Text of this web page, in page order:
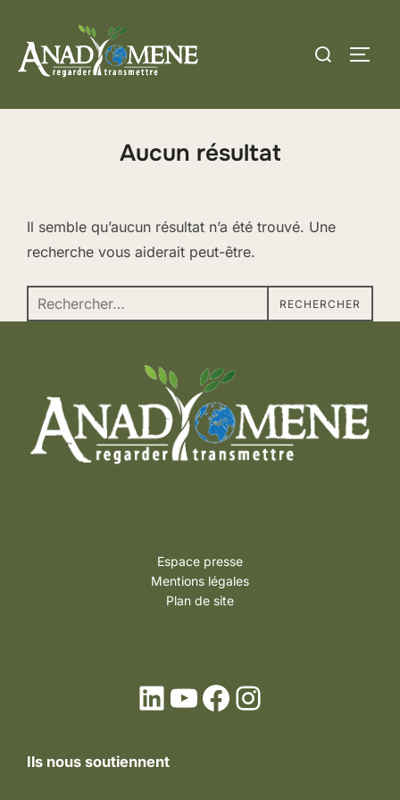
contenu
Rechercher :
Aucun résultat
Il semble qu’aucun résultat n’a été trouvé. Une
recherche vous aiderait peut-être.
Recherche
pour :
RECHERCHER
Espace presse
Mentions légales
Plan de site
LinkedIn
YouTube
Facebook
Instagram
Ils nous soutiennent